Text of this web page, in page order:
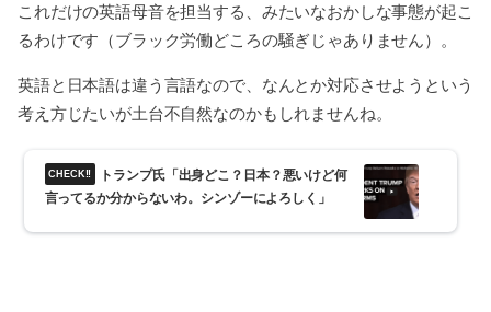
これだけの英語母音を担当する、みたいなおかしな事態が起こ
るわけです（ブラック労働どころの騒ぎじゃありません）。
英語と日本語は違う言語なので、なんとか対応させようという
考え方じたいが土台不自然なのかもしれませんね。
トランプ氏「出身どこ？日本？悪いけど何
言ってるか分からないわ。シンゾーによろしく」